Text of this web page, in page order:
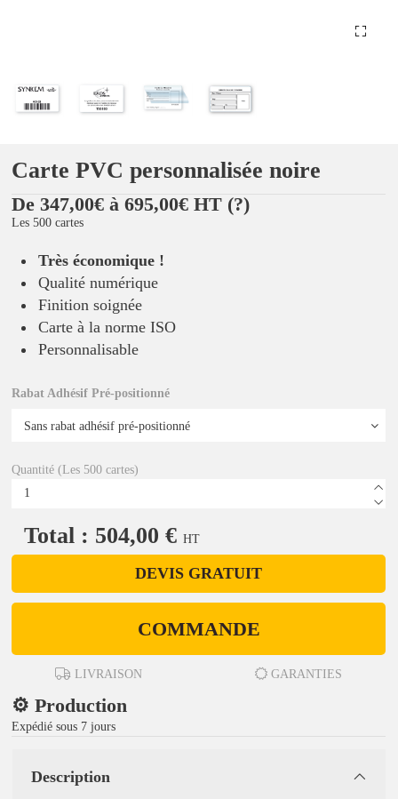
Carte PVC personnalisée noire
De 347,00€ à 695,00€ HT (?)
Les 500 cartes
Très économique !
Qualité numérique
Finition soignée
Carte à la norme ISO
Personnalisable
Rabat Adhésif Pré-positionné
Quantité (Les 500 cartes)
Total : 504,00 € HT
DEVIS GRATUIT
COMMANDE
LIVRAISON GARANTIES
⚙️ Production
Expédié sous 7 jours
Description